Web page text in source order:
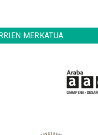
MERKATUA